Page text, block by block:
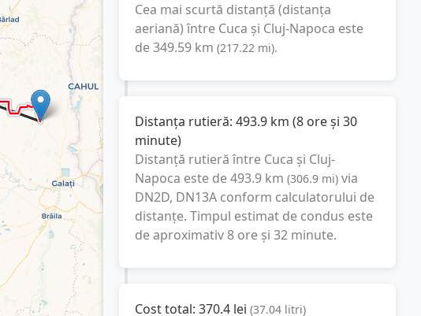
Cea mai scurtă distanță (distanța
aeriană) între Cuca și Cluj-Napoca este
de349.59 km (217.22 mi).
Distanța rutieră: 493.9 km (8 ore și 30
minute)
Distanță rutieră între Cuca și Cluj-
Napoca este de493.9 km (306.9 mi) via
DN2D, DN13Aconform calculatorului de
distanțe. Timpul estimat de condus este
de aproximativ 8 ore și 32 minute.
Cost total: 370.4 lei (37.04 litri)